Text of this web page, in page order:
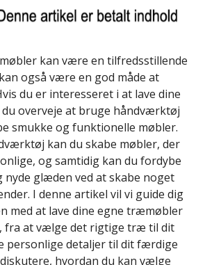
kan være en tilfredsstillende
også være en god måde at
du er interesseret i at lave dine
overveje at bruge håndværktøj
smukke og funktionelle møbler.
kan du skabe møbler, der
og samtidig kan du fordybe
nyde glæden ved at skabe noget
I denne artikel vil vi guide dig
med at lave dine egne træmøbler
fra at vælge det rigtige træ til dit
personlige detaljer til dit færdige
hvordan du kan vælge